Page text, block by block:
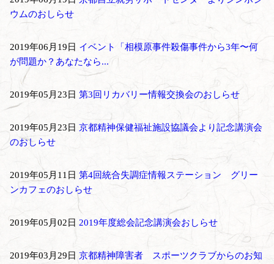
ウムのおしらせ
2019年06月19日 イベント「相模原事件殺傷事件から3年〜何
が問題か？あなたなら...
2019年05月23日 第3回リカバリー情報交換会のおしらせ
2019年05月23日 京都精神保健福祉施設協議会より記念講演会
のおしらせ
2019年05月11日 第4回統合失調症情報ステーション グリー
ンカフェのおしらせ
2019年05月02日 2019年度総会記念講演会おしらせ
2019年03月29日 京都精神障害者 スポーツクラブからのお知